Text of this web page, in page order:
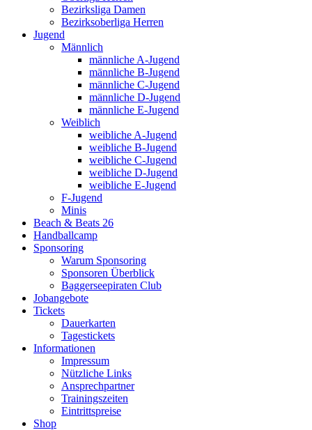
Bezirksliga Damen
Bezirksoberliga Herren
Jugend
Männlich
männliche A-Jugend
männliche B-Jugend
männliche C-Jugend
männliche D-Jugend
männliche E-Jugend
Weiblich
weibliche A-Jugend
weibliche B-Jugend
weibliche C-Jugend
weibliche D-Jugend
weibliche E-Jugend
F-Jugend
Minis
Beach & Beats 26
Handballcamp
Sponsoring
Warum Sponsoring
Sponsoren Überblick
Baggerseepiraten Club
Jobangebote
Tickets
Dauerkarten
Tagestickets
Informationen
Impressum
Nützliche Links
Ansprechpartner
Trainingszeiten
Eintrittspreise
Shop